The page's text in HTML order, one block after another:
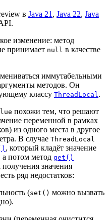
в Java 21 , Java 22, Java
изменение: метод
принимает null в качестве
иммутабельными
методов. Он
классу ThreadLocal .
похожи тем, что решают
переменной в рамках
из одного места в другое
В случае ThreadLocal
, который кладёт значение
а потом метод get()
получения значения
ряд недостатков:
(set() можно вызвать